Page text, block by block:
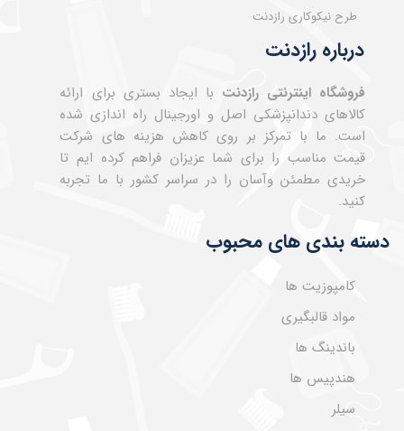
درباره رازدنت
فروشگاه اینترنتی رازدنت با ایجاد بستری برای ارائه
کالاهای دندانپزشکی اصل و اورجینال راه اندازی شده
است. ما با تمرکز بر روی کاهش هزینه های شرکت
قیمت مناسب را برای شما عزیزان فراهم کرده ایم تا
خریدی مطمئن وآسان را در سراسر کشور با ما تجربه
کنید.
طرح نیکوکاری رازدنت
دسته بندی های محبوب
کامپوزیت ها
مواد قالبگیری
باندینگ ها
هندپیس ها
سیلر